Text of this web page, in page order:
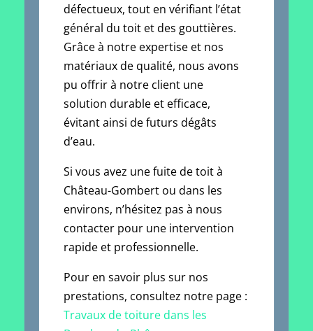
défectueux, tout en vérifiant l’état
général du toit et des gouttières.
Grâce à notre expertise et nos
matériaux de qualité, nous avons
pu offrir à notre client une
solution durable et efficace,
évitant ainsi de futurs dégâts
d’eau.
Si vous avez une fuite de toit à
Château-Gombert ou dans les
environs, n’hésitez pas à nous
contacter pour une intervention
rapide et professionnelle.
Pour en savoir plus sur nos
prestations, consultez notre page :
Travaux de toiture dans les